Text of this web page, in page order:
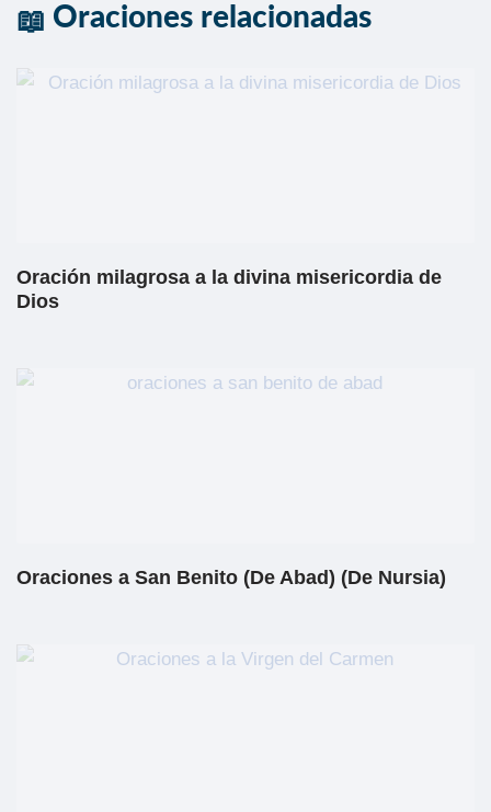
Oraciones relacionadas
Oración milagrosa a la divina misericordia de
Dios
Oraciones a San Benito (De Abad) (De Nursia)